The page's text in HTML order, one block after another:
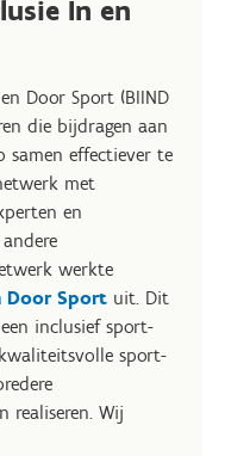
In en
Door Sport (BIIND
die bijdragen aan
samen effectiever te
met
en
werkte
Door Sport uit. Dit
inclusief sport-
sport-
realiseren. Wij